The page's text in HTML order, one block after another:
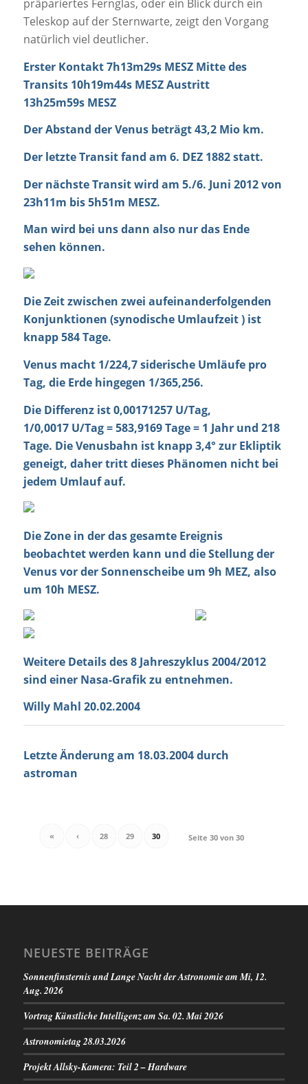
präpariertes Fernglas, oder ein Blick durch ein
Teleskop auf der Sternwarte, zeigt den Vorgang
natürlich viel deutlicher.
Erster Kontakt 7h13m29s MESZ Mitte des
Transits 10h19m44s MESZ Austritt
13h25m59s MESZ
Der Abstand der Venus beträgt 43,2 Mio km.
Der letzte Transit fand am 6. DEZ 1882statt.
Der nächste Transit wird am 5./6. Juni 2012von
23h11m bis 5h51m MESZ.
Man wird bei uns dann also nur das Ende
sehen können.
Die Zeit zwischen zwei aufeinanderfolgenden
Konjunktionen (synodische Umlaufzeit ) ist
knapp584 Tage.
Venus macht 1/224,7 siderische Umläufe pro
Tag, die Erde hingegen 1/365,256.
Die Differenz ist 0,00171257 U/Tag,
1/0,0017 U/Tag = 583,9169 Tage = 1 Jahr und 218
Tage. Die Venusbahn ist knapp3,4° zur Ekliptik
geneigt, daher tritt dieses Phänomen nicht bei
jedem Umlauf auf.
Die Zone in der das gesamte Ereignis
beobachtet werden kann und die Stellung der
Venus vor der Sonnenscheibe um 9h MEZ, also
um 10h MESZ.
Weitere Details des 8 Jahreszyklus 2004/2012
sind einer Nasa-Grafik zu entnehmen.
Willy Mahl 20.02.2004
Letzte Änderung am 18.03.2004 durch
astroman
Seite 30 von 30
« ‹ 28 29 30
NEUESTE BEITRÄGE
Sonnenfinsternis und Lange Nacht der Astronomie am Mi, 12.
Aug. 2026
Vortrag Künstliche Intelligenz am Sa. 02. Mai 2026
Astronomietag 28.03.2026
Projekt Allsky-Kamera: Teil 2 – Hardware